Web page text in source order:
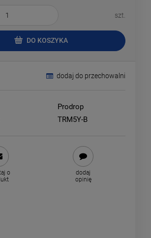
szt.
DO KOSZYKA
dodaj do przechowalni
Prodrop
TRM5Y-B
o
dodaj
opinię